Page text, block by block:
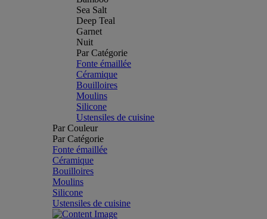
Sea Salt
Deep Teal
Garnet
Nuit
Par Catégorie
Fonte émaillée
Céramique
Bouilloires
Moulins
Silicone
Ustensiles de cuisine
Par Couleur
Par Catégorie
Fonte émaillée
Céramique
Bouilloires
Moulins
Silicone
Ustensiles de cuisine